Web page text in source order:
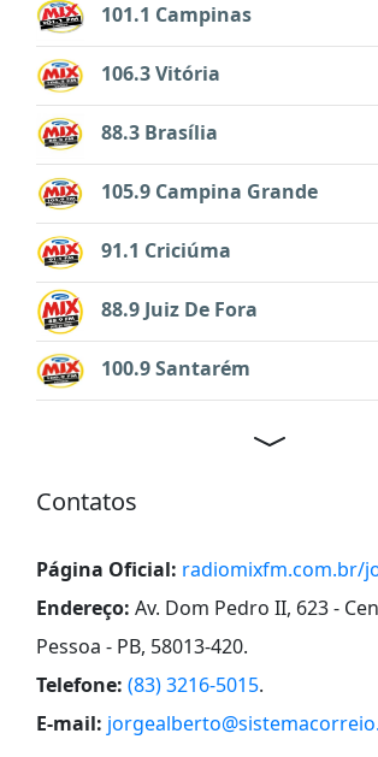
101.1 Campinas
106.3 Vitória
88.3 Brasília
105.9 Campina Grande
91.1 Criciúma
88.9 Juiz De Fora
100.9 Santarém
Contatos
Página Oficial: radiomixfm.com.br/
Endereço: Av. Dom Pedro II, 623 -
Pessoa - PB, 58013-420.
Telefone: (83) 3216-5015.
E-mail: